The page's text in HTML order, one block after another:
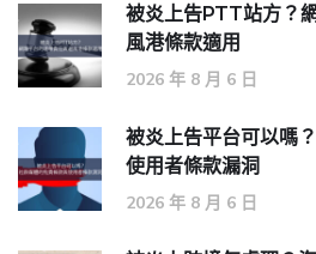
被炎上告PTT站方？
風港條款適用
2026 年 8 月 6 日
被炎上告平台可以嗎
使用者條款漏洞
2026 年 8 月 6 日